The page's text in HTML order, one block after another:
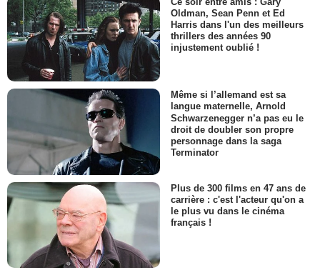
Oldman, Sean Penn et Ed
Harris dans l'un des meilleurs
thrillers des années 90
injustement oublié !
Même si l’allemand est sa
langue maternelle, Arnold
Schwarzenegger n’a pas eu le
droit de doubler son propre
personnage dans la saga
Terminator
Plus de 300 films en 47 ans de
carrière : c'est l'acteur qu'on a
le plus vu dans le cinéma
français !